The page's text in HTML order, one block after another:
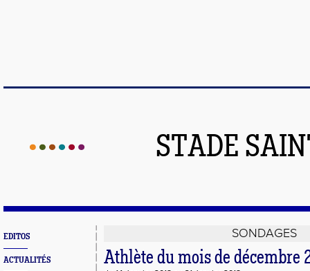
STADE
EDITOS
ACTUALITÉS
SONDAGES
Athlète du mois de décembre